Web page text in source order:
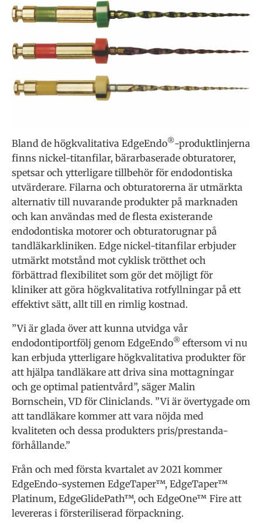
Bland de högkvalitativa EdgeEndo®-produktlinjerna
finns nickel-titanfilar, bärarbaserade obturatorer,
spetsar och ytterligare tillbehör för endodontiska
utvärderare. Filarna och obturatorerna är utmärkta
alternativ till nuvarande produkter på marknaden
och kan användas med de flesta existerande
endodontiska motorer och obturatorugnar på
tandläkarkliniken. Edge nickel-titanfilar erbjuder
utmärkt motstånd mot cyklisk trötthet och
förbättrad flexibilitet som gör det möjligt för
kliniker att göra högkvalitativa rotfyllningar på ett
effektivt sätt, allt till en rimlig kostnad.
”Vi är glada över att kunna utvidga vår
endodontiportfölj genom EdgeEndo® eftersom vi nu
kan erbjuda ytterligare högkvalitativa produkter för
att hjälpa tandläkare att driva sina mottagningar
och ge optimal patientvård”, säger Malin
Bornschein, VD för Cliniclands. ”Vi är övertygade om
att tandläkare kommer att vara nöjda med
kvaliteten och dessa produkters pris/prestanda-
förhållande.”
Från och med första kvartalet av 2021 kommer
EdgeEndo-systemen EdgeTaper™, EdgeTaper™
Platinum, EdgeGlidePath™, och EdgeOne™ Fire att
levereras i försteriliserad förpackning.